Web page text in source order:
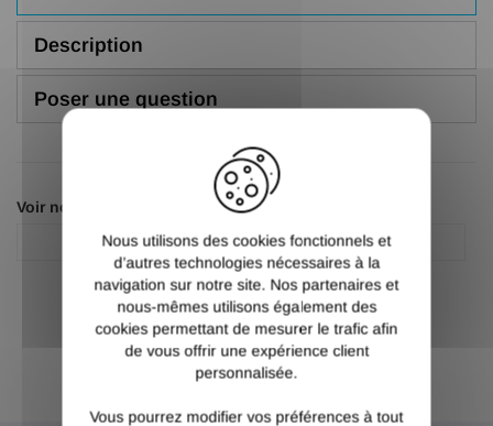
Description
Poser une question
Voir nos autres pages :
A insert taraudé
Bouchon plastique
Nous utilisons des cookies fonctionnels et
d’autres technologies nécessaires à la
navigation sur notre site. Nos partenaires et
nous-mêmes utilisons également des
cookies permettant de mesurer le trafic afin
de vous offrir une expérience client
personnalisée.
Vous pourrez modifier vos préférences à tout